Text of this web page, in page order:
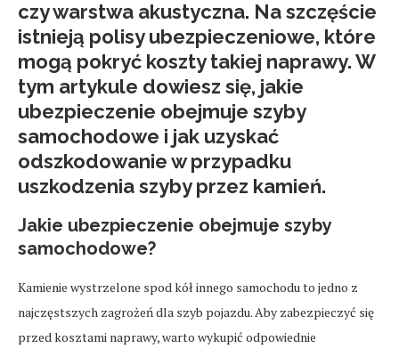
czy warstwa akustyczna. Na szczęście
istnieją polisy ubezpieczeniowe, które
mogą pokryć koszty takiej naprawy. W
tym artykule dowiesz się, jakie
ubezpieczenie obejmuje szyby
samochodowe i jak uzyskać
odszkodowanie w przypadku
uszkodzenia szyby przez kamień.
Jakie ubezpieczenie obejmuje szyby
samochodowe?
Kamienie wystrzelone spod kół innego samochodu to jedno z
najczęstszych zagrożeń dla szyb pojazdu. Aby zabezpieczyć się
przed kosztami naprawy, warto wykupić odpowiednie